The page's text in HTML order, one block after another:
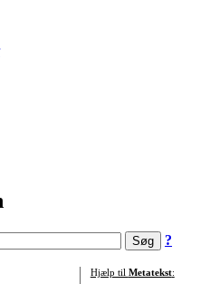
?
Hjælp til Metatekst: